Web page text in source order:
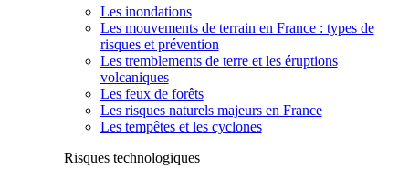
Les inondations
Les mouvements de terrain en France : types de
risques et prévention
Les tremblements de terre et les éruptions
volcaniques
Les feux de forêts
Les risques naturels majeurs en France
Les tempêtes et les cyclones
Risques technologiques